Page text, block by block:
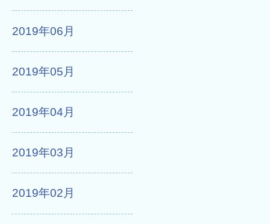
2019年06月
2019年05月
2019年04月
2019年03月
2019年02月